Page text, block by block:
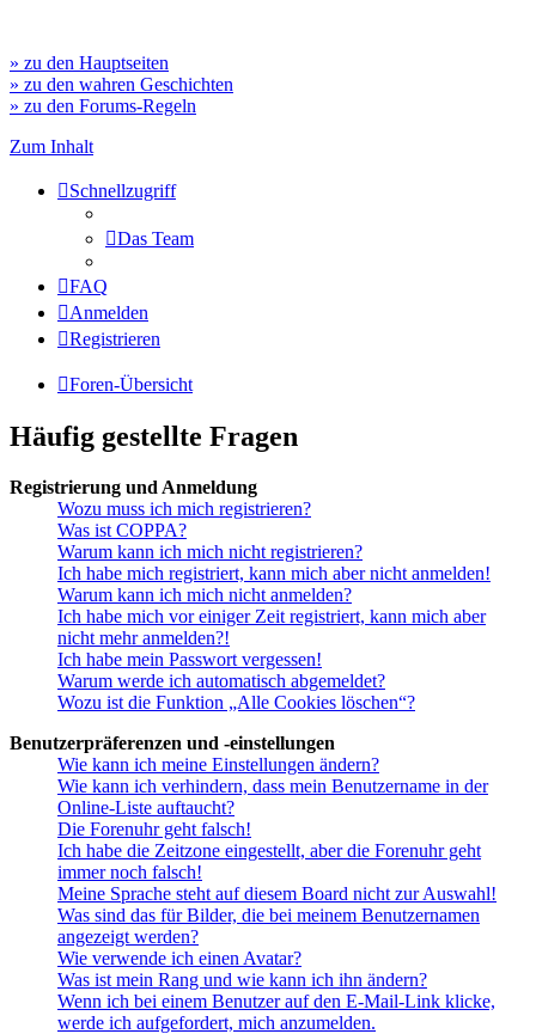
» zu den Hauptseiten
» zu den wahren Geschichten
» zu den Forums-Regeln
Zum Inhalt
Schnellzugriff
Das Team
FAQ
Anmelden
Registrieren
Foren-Übersicht
Häufig gestellte Fragen
Registrierung und Anmeldung
Wozu muss ich mich registrieren?
Was ist COPPA?
Warum kann ich mich nicht registrieren?
Ich habe mich registriert, kann mich aber nicht anmelden!
Warum kann ich mich nicht anmelden?
Ich habe mich vor einiger Zeit registriert, kann mich aber
nicht mehr anmelden?!
Ich habe mein Passwort vergessen!
Warum werde ich automatisch abgemeldet?
Wozu ist die Funktion „Alle Cookies löschen“?
Benutzerpräferenzen und -einstellungen
Wie kann ich meine Einstellungen ändern?
Wie kann ich verhindern, dass mein Benutzername in der
Online-Liste auftaucht?
Die Forenuhr geht falsch!
Ich habe die Zeitzone eingestellt, aber die Forenuhr geht
immer noch falsch!
Meine Sprache steht auf diesem Board nicht zur Auswahl!
Was sind das für Bilder, die bei meinem Benutzernamen
angezeigt werden?
Wie verwende ich einen Avatar?
Was ist mein Rang und wie kann ich ihn ändern?
Wenn ich bei einem Benutzer auf den E-Mail-Link klicke,
werde ich aufgefordert, mich anzumelden.